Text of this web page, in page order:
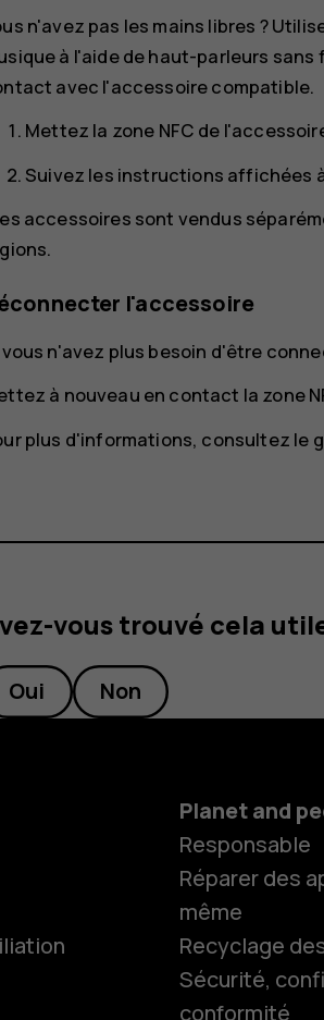
n'avez pas les mains libres ?
à l'aide de haut-parleurs
avec l'accessoire compatible.
Mettez la zone NFC de
Suivez les instructions affichées
accessoires sont vendus
l'accessoire
vous n'avez plus besoin d'être
à nouveau en contact la zone
plus d'informations, consultez le
vous trouvé cela
Oui Non
Planet and
Responsable
Réparer des
même
Recyclage
Sécurité,
conformité